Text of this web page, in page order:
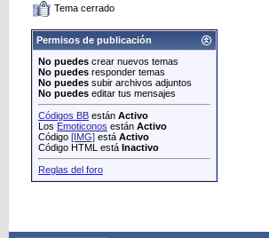
Tema cerrado
Permisos de publicación
No puedes crear nuevos temas
No puedes responder temas
No puedes subir archivos adjuntos
No puedes editar tus mensajes
Códigos BB están Activo
Los Emoticonos están Activo
Código [IMG] está Activo
Código HTML está Inactivo
Reglas del foro